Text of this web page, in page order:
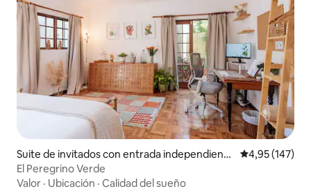
Suite de invitados con entrada independiente
en Paradyskloof
Calificación
4,95 (147)
El Peregrino Verde
Valor · Ubicación · Calidad del sueño